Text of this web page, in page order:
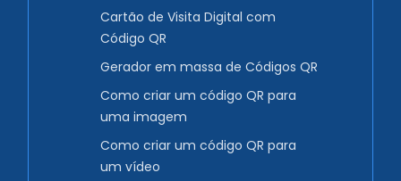
Cartão de Visita Digital com
Código QR
Gerador em massa de Códigos QR
Como criar um código QR para
uma imagem
Como criar um código QR para
um vídeo